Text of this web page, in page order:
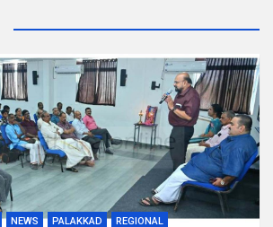
NEWS PALAKKAD REGIONAL